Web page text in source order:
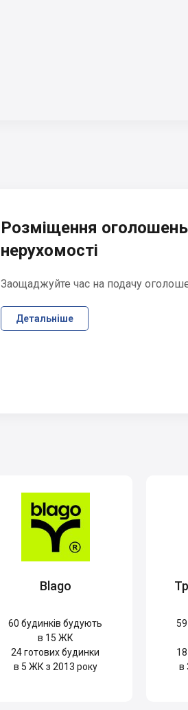
Розміщення
нерухомості
Заощаджуйте час на подачу
Детальніше
Blago
60 будинків будують
в 15 ЖК
24готових будинки
в 5 ЖК з 2013 року
59
в